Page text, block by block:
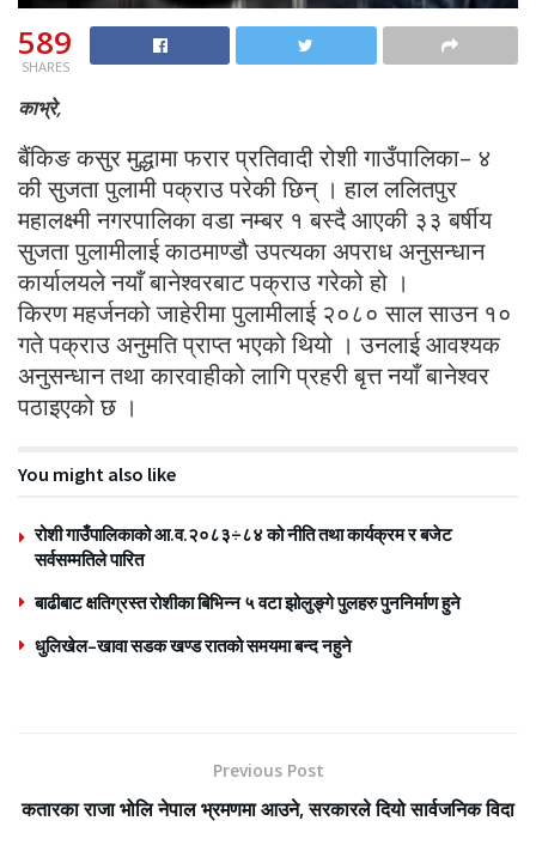
589
SHARES
काभ्रे,
बैंकिङ कसुर मुद्धामा फरार प्रतिवादी रोशी गाउँपालिका– ४
की सुजता पुलामी पक्राउ परेकी छिन् । हाल ललितपुर
महालक्ष्मी नगरपालिका वडा नम्बर १ बस्दै आएकी ३३ बर्षीय
सुजता पुलामीलाई काठमाण्डौ उपत्यका अपराध अनुसन्धान
कार्यालयले नयाँ बानेश्वरबाट पक्राउ गरेको हो ।
किरण महर्जनको जाहेरीमा पुलामीलाई २०८० साल साउन १०
गते पक्राउ अनुमति प्राप्त भएको थियो । उनलाई आवश्यक
अनुसन्धान तथा कारवाहीको लागि प्रहरी बृत्त नयाँ बानेश्वर
पठाइएको छ ।
You might also like
रोशी गाउँपालिकाको आ.व.२०८३÷८४ को नीति तथा कार्यक्रम र बजेट
सर्वसम्मतिले पारित
बाढीबाट क्षतिग्रस्त रोशीका बिभिन्न ५ वटा झोलुङ्गे पुलहरु पुननिर्माण हुने
धुलिखेल–खावा सडक खण्ड रातको समयमा बन्द नहुने
Previous Post
कतारका राजा भोलि नेपाल भ्रमणमा आउने, सरकारले दियो सार्वजनिक विदा